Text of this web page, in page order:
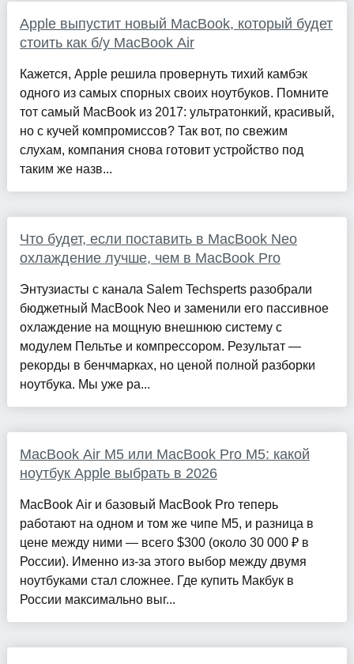
Apple выпустит новый MacBook, который будет
стоить как б/у MacBook Air
Кажется, Apple решила провернуть тихий камбэк
одного из самых спорных своих ноутбуков. Помните
тот самый MacBook из 2017: ультратонкий, красивый,
но с кучей компромиссов? Так вот, по свежим
слухам, компания снова готовит устройство под
таким же назв...
Что будет, если поставить в MacBook Neo
охлаждение лучше, чем в MacBook Pro
Энтузиасты с канала Salem Techsperts разобрали
бюджетный MacBook Neo и заменили его пассивное
охлаждение на мощную внешнюю систему с
модулем Пельтье и компрессором. Результат —
рекорды в бенчмарках, но ценой полной разборки
ноутбука. Мы уже ра...
MacBook Air M5 или MacBook Pro M5: какой
ноутбук Apple выбрать в 2026
MacBook Air и базовый MacBook Pro теперь
работают на одном и том же чипе M5, и разница в
цене между ними — всего $300 (около 30 000 ₽ в
России). Именно из-за этого выбор между двумя
ноутбуками стал сложнее. Где купить Макбук в
России максимально выг...